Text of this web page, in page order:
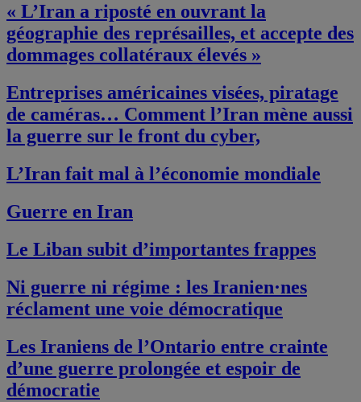
« L’Iran a riposté en ouvrant la
géographie des représailles, et accepte des
dommages collatéraux élevés »
Entreprises américaines visées, piratage
de caméras… Comment l’Iran mène aussi
la guerre sur le front du cyber,
L’Iran fait mal à l’économie mondiale
Guerre en Iran
Le Liban subit d’importantes frappes
Ni guerre ni régime : les Iranien·nes
réclament une voie démocratique
Les Iraniens de l’Ontario entre crainte
d’une guerre prolongée et espoir de
démocratie